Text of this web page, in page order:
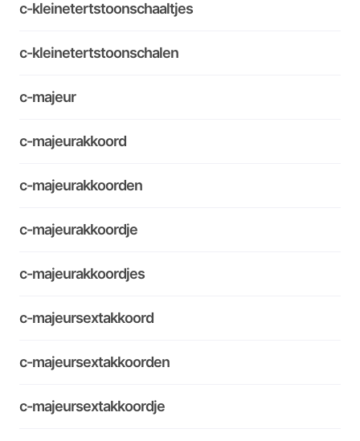
c-kleinetertstoonschaaltjes
c-kleinetertstoonschalen
c-majeur
c-majeurakkoord
c-majeurakkoorden
c-majeurakkoordje
c-majeurakkoordjes
c-majeursextakkoord
c-majeursextakkoorden
c-majeursextakkoordje